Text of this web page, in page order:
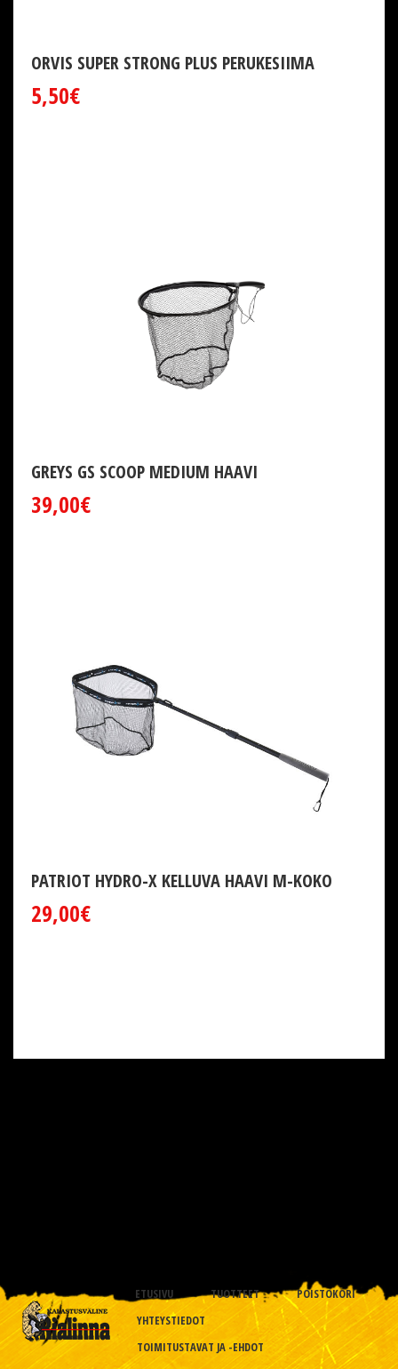
ORVIS SUPER STRONG PLUS PERUKESIIMA
5,50€
GREYS GS SCOOP MEDIUM HAAVI
39,00€
PATRIOT HYDRO-X KELLUVA HAAVI M-KOKO
29,00€
ETUSIVU TUOTTEET
POISTOKORI
YHTEYSTIEDOT
TOIMITUSTAVAT JA -EHDOT